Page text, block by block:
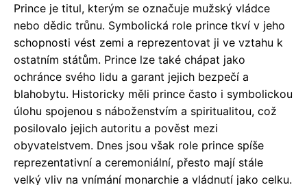
Prince je titul, kterým se označuje mužský vládce
nebo dědic trůnu. Symbolická role prince tkví v jeho
schopnosti vést zemi a reprezentovat ji ve vztahu k
ostatním státům. Prince lze také chápat jako
ochránce svého lidu a garant jejich bezpečí a
blahobytu. Historicky měli prince často i symbolickou
úlohu spojenou s náboženstvím a spiritualitou, což
posilovalo jejich autoritu a pověst mezi
obyvatelstvem. Dnes jsou však role prince spíše
reprezentativní a ceremoniální, přesto mají stále
velký vliv na vnímání monarchie a vládnutí jako celku.